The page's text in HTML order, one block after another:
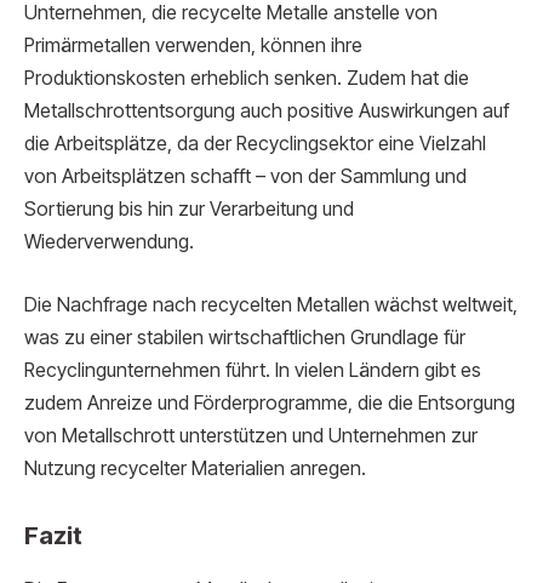
Unternehmen, die recycelte Metalle anstelle von
Primärmetallen verwenden, können ihre
Produktionskosten erheblich senken. Zudem hat die
Metallschrottentsorgung auch positive Auswirkungen auf
die Arbeitsplätze, da der Recyclingsektor eine Vielzahl
von Arbeitsplätzen schafft – von der Sammlung und
Sortierung bis hin zur Verarbeitung und
Wiederverwendung.
Die Nachfrage nach recycelten Metallen wächst weltweit,
was zu einer stabilen wirtschaftlichen Grundlage für
Recyclingunternehmen führt. In vielen Ländern gibt es
zudem Anreize und Förderprogramme, die die Entsorgung
von Metallschrott unterstützen und Unternehmen zur
Nutzung recycelter Materialien anregen.
Fazit